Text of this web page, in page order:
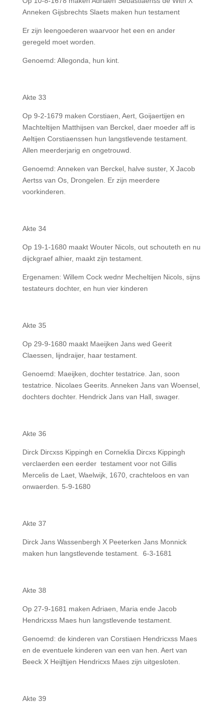
Anneken Gijsbrechts Slaets maken hun testament
Er zijn leengoederen waarvoor het een en ander
geregeld moet worden.
Genoemd: Allegonda, hun kint.
Akte 33
Op 9-2-1679 maken Corstiaen, Aert, Goijaertijen en
Machteltijen Matthijsen van Berckel, daer moeder aff is
Aeltijen Corstiaenssen hun langstlevende testament.
Allen meerderjarig en ongetrouwd.
Genoemd: Anneken van Berckel, halve suster, X Jacob
Aertss van Os, Drongelen. Er zijn meerdere
voorkinderen.
Akte 34
Op 19-1-1680 maakt Wouter Nicols, out schouteth en nu
dijckgraef alhier, maakt zijn testament.
Ergenamen: Willem Cock wednr Mecheltijen Nicols, sijns
testateurs dochter, en hun vier kinderen
Akte 35
Op 29-9-1680 maakt Maeijken Jans wed Geerit
Claessen, lijndraijer, haar testament.
Genoemd: Maeijken, dochter testatrice. Jan, soon
testatrice. Nicolaes Geerits. Anneken Jans van Woensel,
dochters dochter. Hendrick Jans van Hall, swager.
Akte 36
Dirck Dircxss Kippingh en Corneklia Dircxs Kippingh
verclaerden een eerder testament voor not Gillis
Mercelis de Laet, Waelwijk, 1670, crachteloos en van
onwaerden. 5-9-1680
Akte 37
Dirck Jans Wassenbergh X Peeterken Jans Monnick
maken hun langstlevende testament. 6-3-1681
Akte 38
Op 27-9-1681 maken Adriaen, Maria ende Jacob
Hendricxss Maes hun langstlevende testament.
Genoemd: de kinderen van Corstiaen Hendricxss Maes
en de eventuele kinderen van een van hen. Aert van
Beeck X Heijltijen Hendricxs Maes zijn uitgesloten.
Akte 39